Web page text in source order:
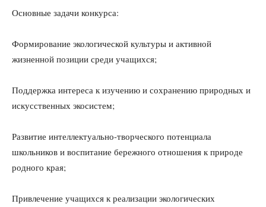
Основные задачи конкурса:
Формирование экологической культуры и активной
жизненной позиции среди учащихся;
Поддержка интереса к изучению и сохранению природных и
искусственных экосистем;
Развитие интеллектуально-творческого потенциала
школьников и воспитание бережного отношения к природе
родного края;
Привлечение учащихся к реализации экологических